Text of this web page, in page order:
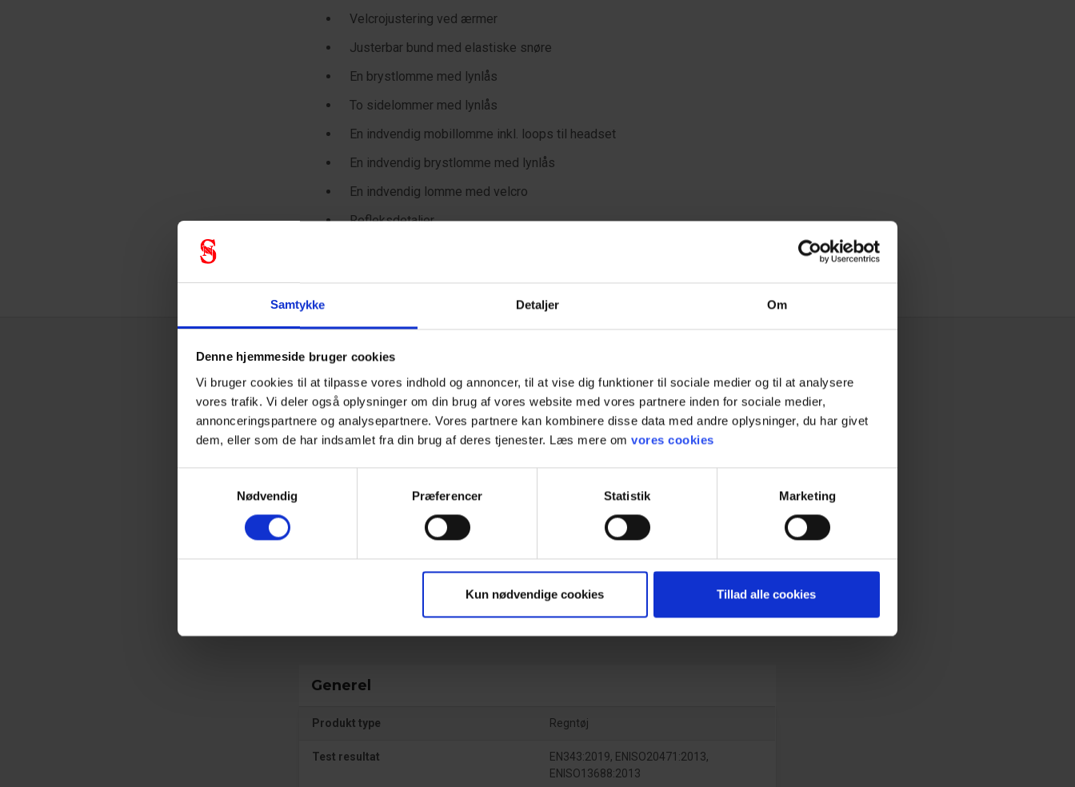
Samtykke Detaljer Om
Denne hjemmeside bruger cookies
Vi bruger cookies til at tilpasse vores indhold og annoncer, til at vise dig funktioner til sociale medier og til at analysere
vores trafik. Vi deler også oplysninger om din brug af vores website med vores partnere inden for sociale medier,
annonceringspartnere og analysepartnere. Vores partnere kan kombinere disse data med andre oplysninger, du har givet
dem, eller som de har indsamlet fra din brug af deres tjenester. Læs mere om vores cookies
Nødvendig
Præferencer Statistik Marketing
Kun nødvendige cookies Tillad alle cookies
Velcrojustering ved ærmer
Justerbar bund med elastiske snøre
En brystlomme med lynlås
To sidelommer med lynlås
En indvendig mobillomme inkl. loops til headset
En indvendig brystlomme med lynlås
En indvendig lomme med velcro
Refleksdetaljer
Tekniske specifikationer
Personlige værnemidler
Generel
Produkt type Regntøj
Test resultat
EN343:2019, ENISO20471:2013,
ENISO13688:2013